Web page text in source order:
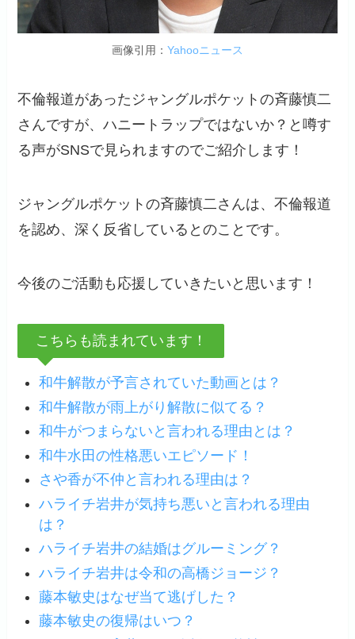
画像引用： Yahooニュース
不倫報道があったジャングルポケットの斉藤慎二
さんですが、ハニートラップではないか？と噂す
る声がSNSで見られますのでご紹介します！
ジャングルポケットの斉藤慎二さんは、不倫報道
を認め、深く反省しているとのことです。
今後のご活動も応援していきたいと思います！
こちらも読まれています！
和牛解散が予言されていた動画とは？
和牛解散が雨上がり解散に似てる？
和牛がつまらないと言われる理由とは？
和牛水田の性格悪いエピソード！
さや香が不仲と言われる理由は？
ハライチ岩井が気持ち悪いと言われる理由
は？
ハライチ岩井の結婚はグルーミング？
ハライチ岩井は令和の高橋ジョージ？
藤本敏史はなぜ当て逃げした？
藤本敏史の復帰はいつ？